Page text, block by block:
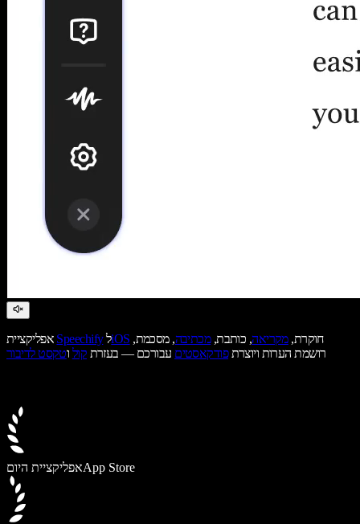
אפליקציית Speechify לiOS חוקרת,מקריאה, כותבת,מכתיבה, מסכמת,
רושמת הערות ויוצרתפודקאסטים עבורכם — בעזרת קול וטקסט לדיבור
אפליקציית היוםApp Store